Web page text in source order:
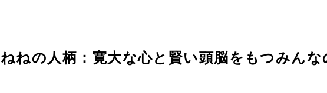
ねねの人柄：寛大な心と賢い頭脳をもつみんな